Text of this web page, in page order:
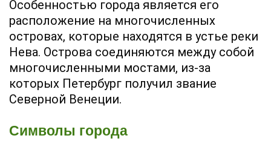
Особенностью города является его
расположение на многочисленных
островах, которые находятся в устье реки
Нева. Острова соединяются между собой
многочисленными мостами, из-за
которых Петербург получил звание
Северной Венеции.
Символы города